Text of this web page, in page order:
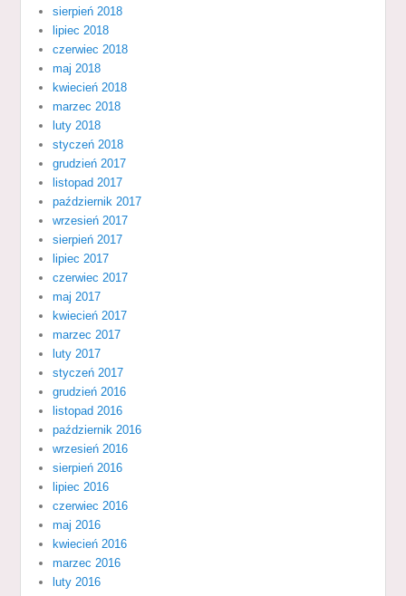
sierpień 2018
lipiec 2018
czerwiec 2018
maj 2018
kwiecień 2018
marzec 2018
luty 2018
styczeń 2018
grudzień 2017
listopad 2017
październik 2017
wrzesień 2017
sierpień 2017
lipiec 2017
czerwiec 2017
maj 2017
kwiecień 2017
marzec 2017
luty 2017
styczeń 2017
grudzień 2016
listopad 2016
październik 2016
wrzesień 2016
sierpień 2016
lipiec 2016
czerwiec 2016
maj 2016
kwiecień 2016
marzec 2016
luty 2016